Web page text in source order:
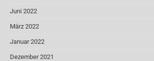
Juni 2022
März 2022
Januar 2022
Dezember 2021